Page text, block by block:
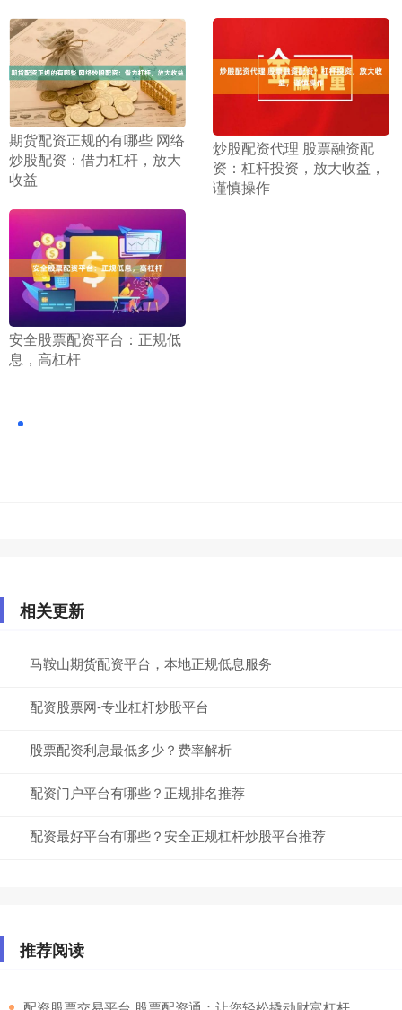
​期货配资正规的有哪些 网络
炒股配资：借力杠杆，放大
收益
​炒股配资代理 股票融资配
资：杠杆投资，放大收益，
谨慎操作
​安全股票配资平台：正规低
息，高杠杆
相关更新
马鞍山期货配资平台，本地正规低息服务
配资股票网-专业杠杆炒股平台
股票配资利息最低多少？费率解析
配资门户平台有哪些？正规排名推荐
配资最好平台有哪些？安全正规杠杆炒股平台推荐
推荐阅读